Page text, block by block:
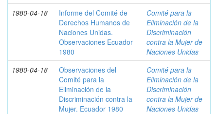
1980-04-18
Informe del Comité de
Derechos Humanos de
Naciones Unidas.
Observaciones Ecuador
1980
Comité para la
Eliminación de la
Discriminación
contra la Mujer de
Naciones Unidas
1980-04-18
Observaciones del
Comité para la
Eliminación de la
Discriminación contra la
Mujer. Ecuador 1980
Comité para la
Eliminación de la
Discriminación
contra la Mujer de
Naciones Unidas